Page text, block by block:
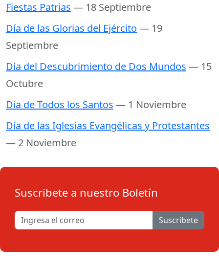
Fiestas Patrias — 18 Septiembre
Día de las Glorias del Ejército — 19
Septiembre
Día del Descubrimiento de Dos Mundos — 15
Octubre
Día de Todos los Santos — 1 Noviembre
Día de las Iglesias Evangélicas y Protestantes
— 2 Noviembre
Suscribete a nuestro Boletín
Suscribete